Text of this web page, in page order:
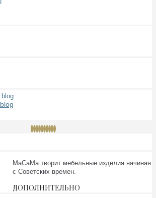
МаСаМа творит мебельные изделия начиная
с Советских времен.
ДОПОЛНИТЕЛЬНО